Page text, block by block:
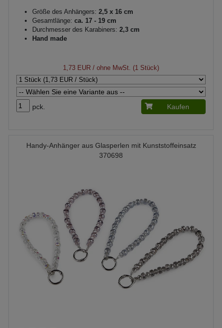
Größe des Anhängers: 2,5 x 16 cm
Gesamtlänge: ca. 17 - 19 cm
Durchmesser des Karabiners: 2,3 cm
Hand made
1,73 EUR / ohne MwSt. (1 Stück)
pck. Kaufen
Handy-Anhänger aus Glasperlen mit Kunststoffeinsatz
370698